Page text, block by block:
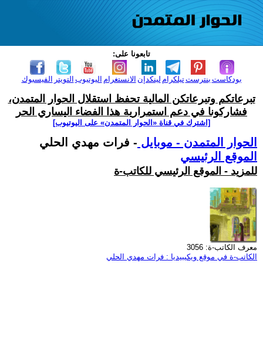
تابعونا على:
الفيسبوك التويتر اليوتيوب الانستغرام لينكدإن تيلكرامبنترست بودكاست
تبرعاتكم وتبرعاتكن المالية تحفظ استقلال الحوار المتمدن،
فشاركونا في دعم استمرارية هذا الفضاء اليساري الحر
[اشترك في قناة ‫«الحوار المتمدن» على اليوتيوب]
الحوار المتمدن - موبايل - فرات مهدي الحلي
الموقع الرئيسي
للمزيد - الموقع الرئيسي للكاتب-ة
معرف الكاتب-ة: 3056
الكاتب-ة في موقع ويكيبيديا : فرات مهدي الحلي